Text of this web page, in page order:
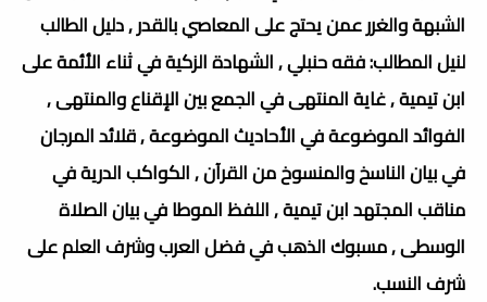
الشبهة والغرر عمن يحتج على المعاصي بالقدر , دليل الطالب
لنيل المطالب: فقه حنبلي , الشهادة الزكية في ثناء الأئمة على
ابن تيمية , غاية المنتهى في الجمع بين الإقناع والمنتهى ,
الفوائد الموضوعة في الأحاديث الموضوعة , قلائد المرجان
في بيان الناسخ والمنسوخ من القرآن , الكواكب الدرية في
مناقب المجتهد ابن تيمية , اللفظ الموطا في بيان الصلاة
الوسطى , مسبوك الذهب في فضل العرب وشرف العلم على
شرف النسب.